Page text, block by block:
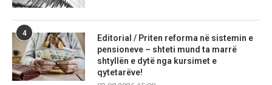
4
Editorial / Priten reforma në sistemin e
pensioneve – shteti mund ta marrë
shtyllën e dytë nga kursimet e
qytetarëve!